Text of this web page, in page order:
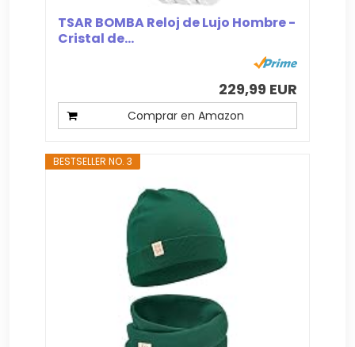
TSAR BOMBA Reloj de Lujo Hombre -
Cristal de...
229,99 EUR
Comprar en Amazon
BESTSELLER NO. 3